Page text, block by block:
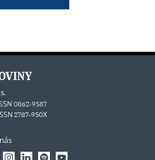
0862-9587
2787-950X